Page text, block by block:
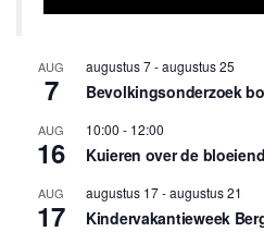
AUG
7
augustus 7-augustus 25
Bevolkingsonderzoek
AUG
16
10:00 - 12:00
Kuieren over de
AUG
17
augustus 17-augustus 21
Kindervakantieweek